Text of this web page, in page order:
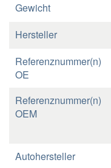
Gewicht
Hersteller
Referenznummer(n)
OE
Referenznummer(n)
OEM
Autohersteller